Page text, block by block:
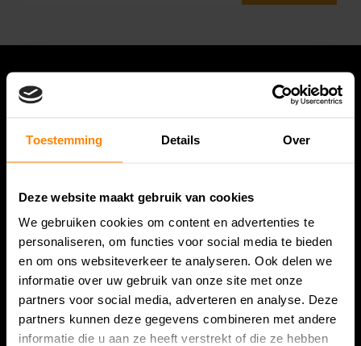
Toestemming Details Over
Deze website maakt gebruik van cookies
We gebruiken cookies om content en advertenties te
personaliseren, om functies voor social media te bieden
en om ons websiteverkeer te analyseren. Ook delen we
informatie over uw gebruik van onze site met onze
partners voor social media, adverteren en analyse. Deze
partners kunnen deze gegevens combineren met andere
informatie die u aan ze heeft verstrekt of die ze hebben
Bespanracket.nl is dé racketspecialist van Lelystad en
omstreken.
Snijdersstraat 6
8224 AA Lelystad
Nederland